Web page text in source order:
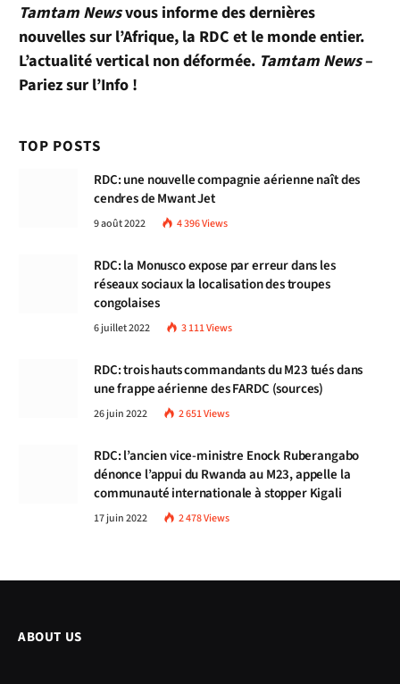
Tamtam Newsvous informe des dernières
nouvelles sur l’Afrique, la RDC et le monde entier.
L’actualité vertical non déformée. Tamtam News–
Pariez sur l’Info !
TOP POSTS
RDC: une nouvelle compagnie aérienne naît des
cendres de Mwant Jet
9 août 2022 4 396Views
RDC: la Monusco expose par erreur dans les
réseaux sociaux la localisation des troupes
congolaises
6 juillet 2022 3 111Views
RDC: trois hauts commandants du M23 tués dans
une frappe aérienne des FARDC (sources)
26 juin 2022 2 651Views
RDC: l’ancien vice-ministre Enock Ruberangabo
dénonce l’appui du Rwanda au M23, appelle la
communauté internationale à stopper Kigali
17 juin 2022 2 478Views
ABOUT US